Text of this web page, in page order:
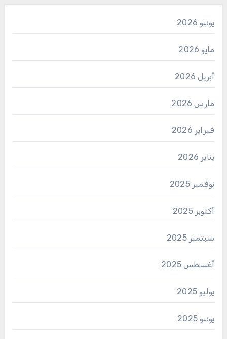
يونيو 2026
مايو 2026
أبريل 2026
مارس 2026
فبراير 2026
يناير 2026
نوفمبر 2025
أكتوبر 2025
سبتمبر 2025
أغسطس 2025
يوليو 2025
يونيو 2025